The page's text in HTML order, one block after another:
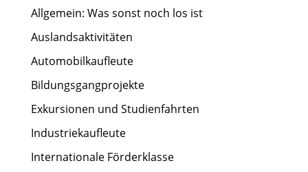
Allgemein: Was sonst noch los ist
Auslandsaktivitäten
Automobilkaufleute
Bildungsgangprojekte
Exkursionen und Studienfahrten
Industriekaufleute
Internationale Förderklasse